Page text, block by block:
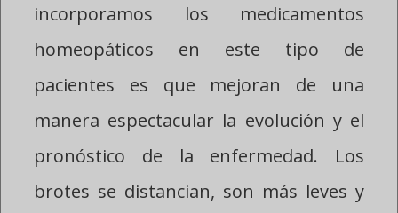
incorporamos los medicamentos
homeopáticos en este tipo de
pacientes es que mejoran de una
manera espectacular la evolución y el
pronóstico de la enfermedad. Los
brotes se distancian, son más leves y